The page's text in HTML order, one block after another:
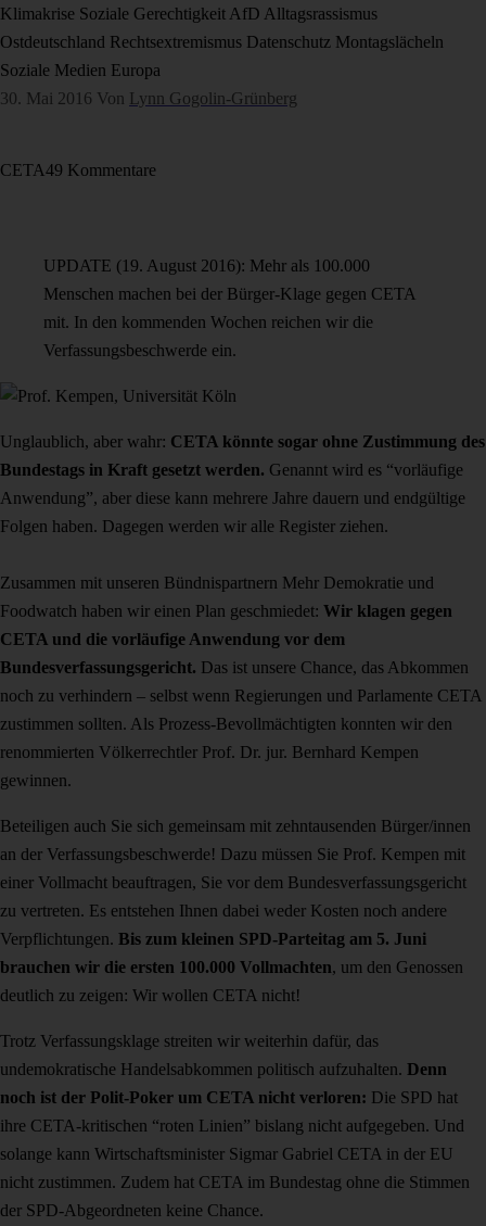
Klimakrise Soziale Gerechtigkeit AfD Alltagsrassismus
Ostdeutschland Rechtsextremismus Datenschutz Montagslächeln
Soziale Medien Europa
30. Mai 2016 Von Lynn Gogolin-Grünberg
CETA49 Kommentare
UPDATE (19. August 2016): Mehr als 100.000
Menschen machen bei der Bürger-Klage gegen CETA
mit. In den kommenden Wochen reichen wir die
Verfassungsbeschwerde ein.
Unglaublich, aber wahr: CETA könnte sogar ohne Zustimmung des
Bundestags in Kraft gesetzt werden. Genannt wird es “vorläufige
Anwendung”, aber diese kann mehrere Jahre dauern und endgültige
Folgen haben. Dagegen werden wir alle Register ziehen.
Zusammen mit unseren Bündnispartnern Mehr Demokratie und
Foodwatch haben wir einen Plan geschmiedet: Wir klagen gegen
CETA und die vorläufige Anwendung vor dem
Bundesverfassungsgericht. Das ist unsere Chance, das Abkommen
noch zu verhindern – selbst wenn Regierungen und Parlamente CETA
zustimmen sollten. Als Prozess-Bevollmächtigten konnten wir den
renommierten Völkerrechtler Prof. Dr. jur. Bernhard Kempen
gewinnen.
Beteiligen auch Sie sich gemeinsam mit zehntausenden Bürger/innen
an der Verfassungsbeschwerde! Dazu müssen Sie Prof. Kempen mit
einer Vollmacht beauftragen, Sie vor dem Bundesverfassungsgericht
zu vertreten. Es entstehen Ihnen dabei weder Kosten noch andere
Verpflichtungen. Bis zum kleinen SPD-Parteitag am 5. Juni
brauchen wir die ersten 100.000 Vollmachten, um den Genossen
deutlich zu zeigen: Wir wollen CETA nicht!
Trotz Verfassungsklage streiten wir weiterhin dafür, das
undemokratische Handelsabkommen politisch aufzuhalten. Denn
noch ist der Polit-Poker um CETA nicht verloren: Die SPD hat
ihre CETA-kritischen “roten Linien” bislang nicht aufgegeben. Und
solange kann Wirtschaftsminister Sigmar Gabriel CETA in der EU
nicht zustimmen. Zudem hat CETA im Bundestag ohne die Stimmen
der SPD-Abgeordneten keine Chance.